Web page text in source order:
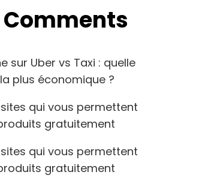
Comments
sur Uber vs Taxi : quelle
plus économique ?
sites qui vous permettent
gratuitement
sites qui vous permettent
gratuitement